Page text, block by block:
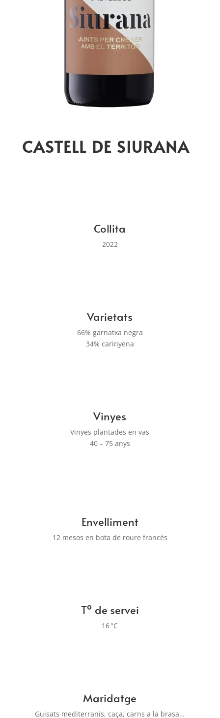
CASTELL DE SIURANA
Collita
2022
Varietats
66% garnatxa negra
34% carinyena
Vinyes
Vinyes plantades en vas
40 – 75 anys
Envelliment
12 mesos en bota de roure francès
Tº de servei
16 °C
Maridatge
Guisats mediterranis, caça, carns a la brasa…